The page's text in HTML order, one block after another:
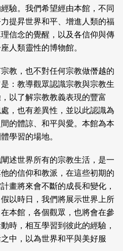
驗。我們希望經由本館，不同
提昇世界和平、增進人類的福
信念的覺醒，以及各信仰與傳
人類靈性的博物館。
教，也不對任何宗教做僭越的
：教導觀眾認識宗教與宗教生
以了解宗教教義表現的豐富
，也有差異性，並以此認識為
的體諒、和平與愛。本館為本
學習的場地。
述世界所有的宗教生活，是一
的信仰和教派，在這些初期的
畫將來會不斷的成長和變化，
以時日，我們將展示世界上所
本館，各個觀眾，也將會在參
時，相互學習到彼此的經驗，
中，以為世界和平與美好服